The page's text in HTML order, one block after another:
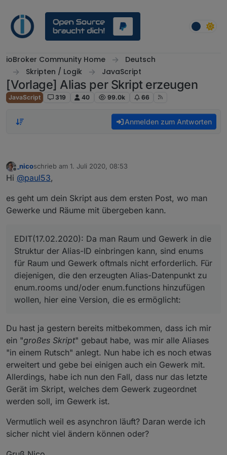
ioBroker Community Home
Deutsch
Skripten / Logik
JavaScript
[Vorlage] Alias per Skript erzeugen
JavaScript 319 40 99.0k 66
Anmelden zum Antworten
Offline
_nicoschrieb am 1. Juli 2020, 08:53
zuletzt editiert von
Hi @paul53,
es geht um dein Skript aus dem ersten Post, wo man
Gewerke und Räume mit übergeben kann.
EDIT(17.02.2020): Da man Raum und Gewerk in die
Struktur der Alias-ID einbringen kann, sind enums
für Raum und Gewerk oftmals nicht erforderlich. Für
diejenigen, die den erzeugten Alias-Datenpunkt zu
enum.rooms und/oder enum.functions hinzufügen
wollen, hier eine Version, die es ermöglicht:
Du hast ja gestern bereits mitbekommen, dass ich mir
ein "großes Skript" gebaut habe, was mir alle Aliases
"in einem Rutsch" anlegt. Nun habe ich es noch etwas
erweitert und gebe bei einigen auch ein Gewerk mit.
Allerdings, habe ich nun den Fall, dass nur das letzte
Gerät im Skript, welches dem Gewerk zugeordnet
werden soll, im Gewerk ist.
Vermutlich weil es asynchron läuft? Daran werde ich
sicher nicht viel ändern können oder?